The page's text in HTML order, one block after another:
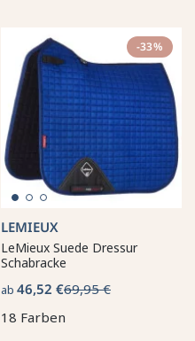
-33%
LEMIEUX
LeMieux Suede Dressur
Schabracke
ab 46,52 €69,95 €
18 Farben